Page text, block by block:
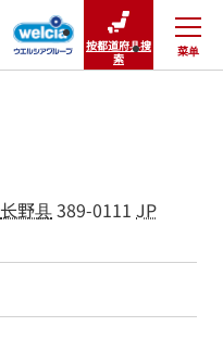
按都道府县搜
索
菜单
关闭
长野县389-0111 JP